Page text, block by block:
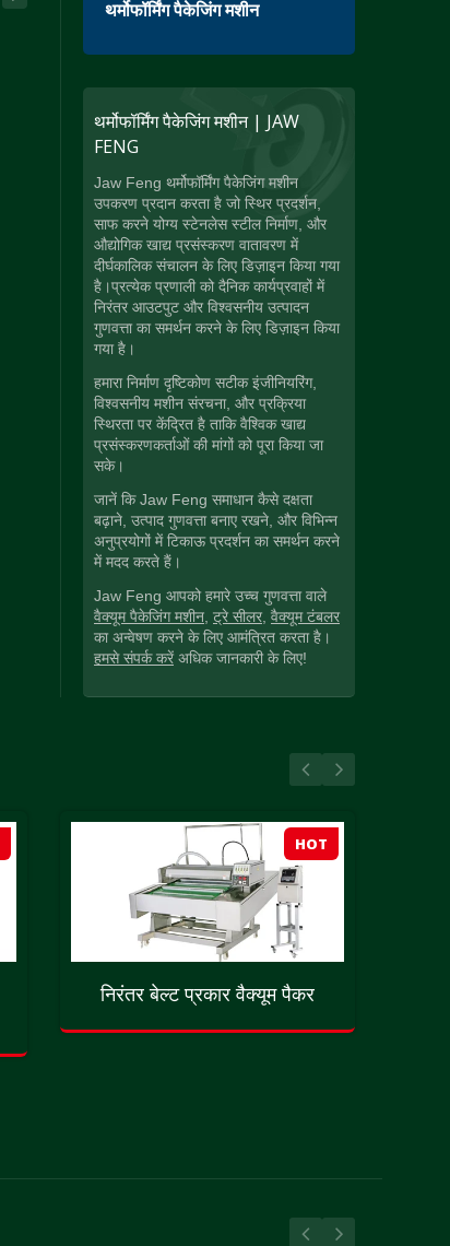
थर्मोफॉर्मिंग पैकेजिंग मशीन
थर्मोफॉर्मिंग पैकेजिंग मशीन | JAW
FENG
Jaw Feng थर्मोफॉर्मिंग पैकेजिंग मशीन
उपकरण प्रदान करता है जो स्थिर प्रदर्शन,
साफ करने योग्य स्टेनलेस स्टील निर्माण, और
औद्योगिक खाद्य प्रसंस्करण वातावरण में
दीर्घकालिक संचालन के लिए डिज़ाइन किया गया
है।प्रत्येक प्रणाली को दैनिक कार्यप्रवाहों में
निरंतर आउटपुट और विश्वसनीय उत्पादन
गुणवत्ता का समर्थन करने के लिए डिज़ाइन किया
गया है।
हमारा निर्माण दृष्टिकोण सटीक इंजीनियरिंग,
विश्वसनीय मशीन संरचना, और प्रक्रिया
स्थिरता पर केंद्रित है ताकि वैश्विक खाद्य
प्रसंस्करणकर्ताओं की मांगों को पूरा किया जा
सके।
जानें कि Jaw Feng समाधान कैसे दक्षता
बढ़ाने, उत्पाद गुणवत्ता बनाए रखने, और विभिन्न
अनुप्रयोगों में टिकाऊ प्रदर्शन का समर्थन करने
में मदद करते हैं।
Jaw Feng आपको हमारे उच्च गुणवत्ता वाले
वैक्यूम पैकेजिंग मशीन, ट्रे सीलर, वैक्यूम टंबलर
का अन्वेषण करने के लिए आमंत्रित करता है।
हमसे संपर्क करें अधिक जानकारी के लिए!
HOT
निरंतर बेल्ट प्रकार वैक्यूम पैकर